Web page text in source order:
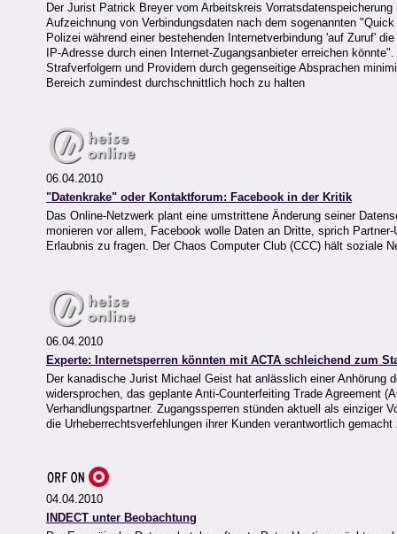
Der Jurist Patrick Breyer vom Arbeitskreis
Aufzeichnung von Verbindungsdaten nach dem sogenannten
Polizei während einer bestehenden Internetverbindung 'auf Zuruf'
IP-Adresse durch einen Internet-Zugangsanbieter erreichen
Strafverfolgern und Providern durch gegenseitige Absprachen
Bereich zumindest durchschnittlich hoch zu halten
06.04.2010
"Datenkrake" oder Kontaktforum: Facebook in der Kritik
Das Online-Netzwerk plant eine umstrittene Änderung seiner
monieren vor allem, Facebook wolle Daten an Dritte, sprich
Erlaubnis zu fragen. Der Chaos Computer Club (CCC) hält soziale
06.04.2010
Experte: Internetsperren könnten mit ACTA schleichend zum
Der kanadische Jurist Michael Geist hat anlässlich einer Anhörung
widersprochen, das geplante Anti-Counterfeiting Trade Agreement
Verhandlungspartner. Zugangssperren stünden aktuell als einziger
die Urheberrechtsverfehlungen ihrer Kunden verantwortlich gemacht
04.04.2010
INDECT unter Beobachtung